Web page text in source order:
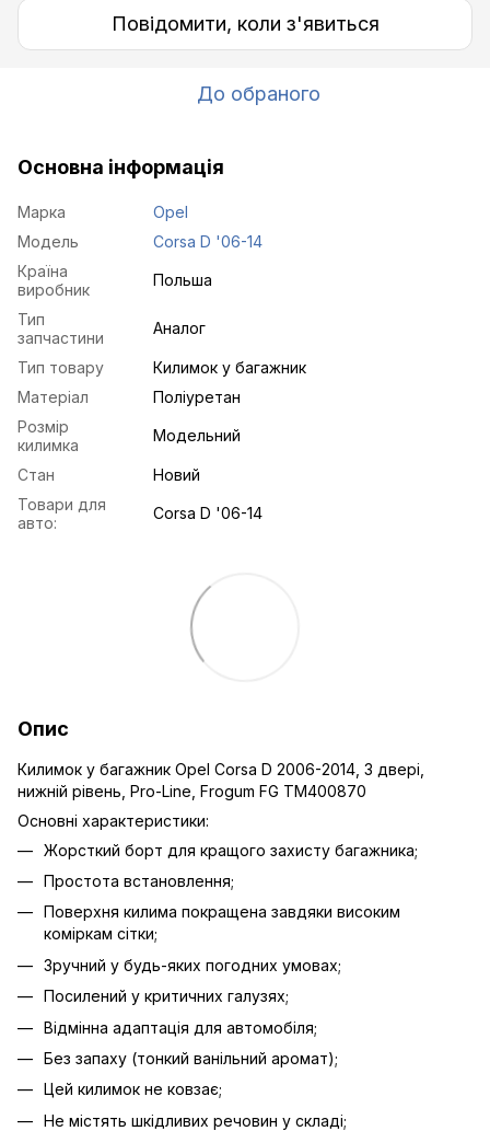
Повідомити, коли з'явиться
До обраного
Основна інформація
Марка
Opel
Модель
Corsa D '06-14
Країна
виробник
Польша
Тип
запчастини
Аналог
Тип товару
Килимок у багажник
Матеріал
Поліуретан
Розмір
килимка
Модельний
Стан
Новий
Товари для
авто:
Corsa D '06-14
Опис
Килимок у багажник Opel Corsa D 2006-2014, 3 двері,
нижній рівень, Pro-Line, Frogum FG TM400870
Основні характеристики:
Жорсткий борт для кращого захисту багажника;
Простота встановлення;
Поверхня килима покращена завдяки високим
коміркам сітки;
Зручний у будь-яких погодних умовах;
Посилений у критичних галузях;
Відмінна адаптація для автомобіля;
Без запаху (тонкий ванільний аромат);
Цей килимок не ковзає;
Не містять шкідливих речовин у складі;